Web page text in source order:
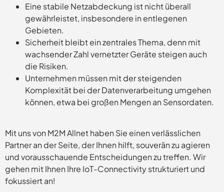
Eine stabile Netzabdeckung ist nicht überall
gewährleistet, insbesondere in entlegenen
Gebieten.
Sicherheit bleibt ein zentrales Thema, denn mit
wachsender Zahl vernetzter Geräte steigen auch
die Risiken.
Unternehmen müssen mit der steigenden
Komplexität bei der Datenverarbeitung umgehen
können, etwa bei großen Mengen an Sensordaten.
Mit uns von M2M Allnet haben Sie einen verlässlichen
Partner an der Seite, der Ihnen hilft, souverän zu agieren
und vorausschauende Entscheidungen zu treffen. Wir
gehen mit Ihnen Ihre IoT-Connectivity strukturiert und
fokussiert an!